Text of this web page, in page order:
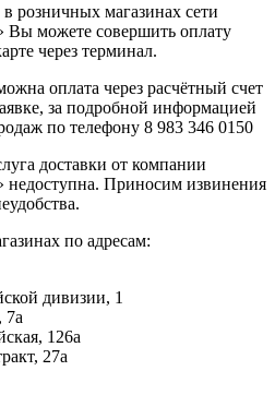
розничных магазинах сети
Вы можете совершить оплату
через терминал.
оплата через расчётный счет
за подробной информацией
по телефону 8 983 346 0150
доставки от компании
недоступна. Приносим извинения
по адресам:
дивизии, 1
7а
126а
27а